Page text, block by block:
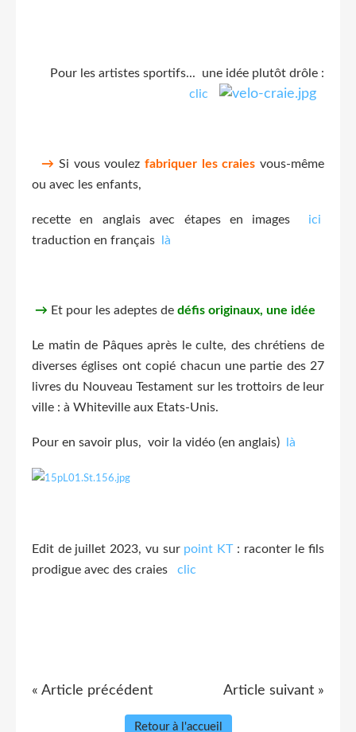
Pour les artistes sportifs... une idée plutôt drôle :
clic
→ Si vous voulezfabriquer les craies vous-même
ou avec les enfants,
recette en anglais avec étapes en images ici
traduction en français
là
→ Et pour les adeptes de défis originaux, une idée
Le matin de Pâques après le culte, des chrétiens de
diverses églises ont copié chacun une partie des 27
livres du Nouveau Testament sur les trottoirs de leur
ville : à Whiteville aux Etats-Unis.
Pour en savoir plus, voir la vidéo (en anglais) là
Edit de juillet 2023, vu sur point KT: raconter le fils
prodigue avec des craies clic
« Article précédent Article suivant »
Retour à l'accueil